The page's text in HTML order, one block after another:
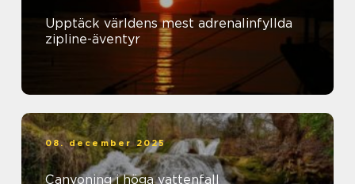
Upptäck världens mest adrenalinfyllda
zipline-äventyr
08. december 2025
Canyoning i höga vattenfall